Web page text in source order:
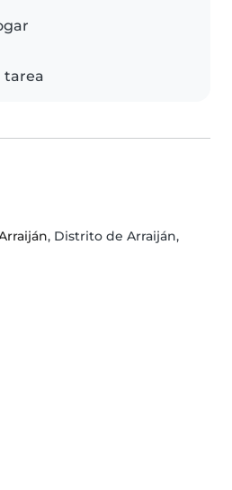
tarea
, Distrito de Arraiján,